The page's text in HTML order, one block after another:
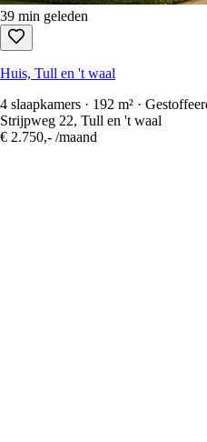
39 min geleden
Huis, Tull en 't waal
4 slaapkamers · 192 m² ·
Strijpweg 22, Tull en 't waal
€ 2.750,- /maand